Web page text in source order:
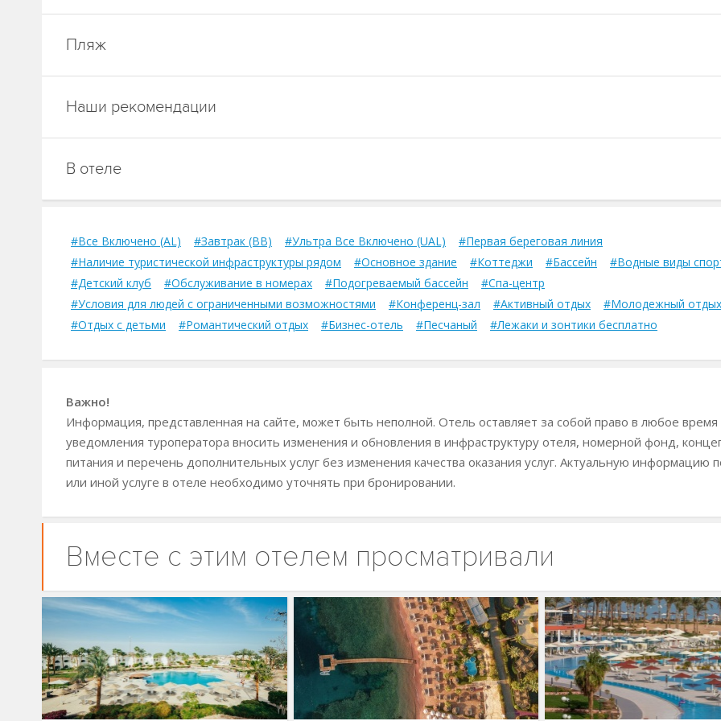
Пляж
Наши рекомендации
В отеле
#Все Включено (AL) #Завтрак (BB) #Ультра Все Включено (UAL)
#Первая береговая линия
#Наличие туристической инфраструктуры рядом
#Основное здание #Коттеджи #Бассейн
#Водные виды
#Детский клуб
#Обслуживание в номерах #Подогреваемый бассейн
#Спа-центр
#Условия для людей с ограниченными возможностями
#Конференц-зал #Активный отдых
#Молодежный отдых
#Отдых с детьми
#Романтический отдых #Бизнес-отель #Песчаный #Лежаки и зонтики бесплатно
Важно!
Информация, представленная на сайте, может быть неполной. Отель оставляет за собой право в любое время
уведомления туроператора вносить изменения и обновления в инфраструктуру отеля, номерной фонд,
питания и перечень дополнительных услуг без изменения качества оказания услуг. Актуальную информацию
или иной услуге в отеле необходимо уточнять при бронировании.
Вместе с этим отелем просматривали